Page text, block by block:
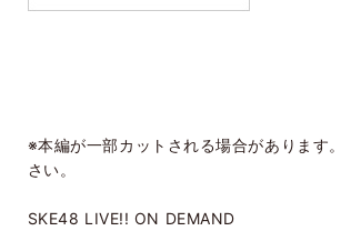
※本編が一部カットされる場合があります
さい。
SKE48 LIVE!! ON DEMAND